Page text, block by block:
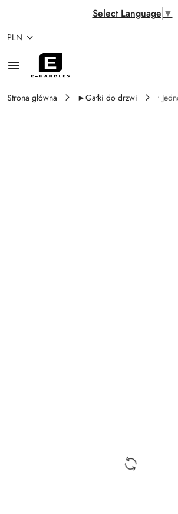
Select Language ▼
Przejdź do treści głównej
Przejdź do wyszukiwarki
Przejdź do moje konto
Przejdź do menu głównego
Przejdź do opisu produktu
Przejdź do stopki
PLN
Strona główna ►Gałki do drzwi •